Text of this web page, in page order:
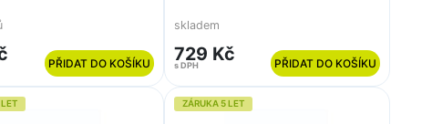
PŘIDAT DO KOŠÍKU
skladem
729 Kč
s DPH PŘIDAT DO KOŠÍKU
ZÁRUKA 5 LET